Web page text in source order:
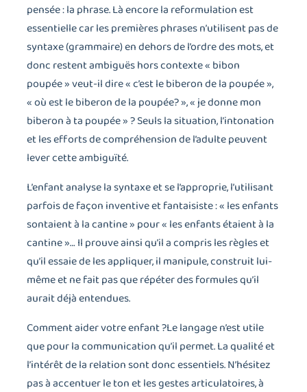
pensée : la phrase. Là encore la reformulation est
essentielle car les premières phrases n’utilisent pas de
syntaxe (grammaire) en dehors de l’ordre des mots, et
donc restent ambiguës hors contexte « bibon
poupée » veut-il dire « c’est le biberon de la poupée »,
« où est le biberon de la poupée? », « je donne mon
biberon à ta poupée » ? Seuls la situation, l’intonation
et les efforts de compréhension de l’adulte peuvent
lever cette ambiguïté.
L’enfant analyse la syntaxe et se l’approprie, l’utilisant
parfois de façon inventive et fantaisiste : « les enfants
sontaient à la cantine » pour « les enfants étaient à la
cantine »… Il prouve ainsi qu’il a compris les règles et
qu’il essaie de les appliquer, il manipule, construit lui-
même et ne fait pas que répéter des formules qu’il
aurait déjà entendues.
Comment aider votre enfant ?Le langage n’est utile
que pour la communication qu’il permet. La qualité et
l’intérêt de la relation sont donc essentiels. N’hésitez
pas à accentuer le ton et les gestes articulatoires, à